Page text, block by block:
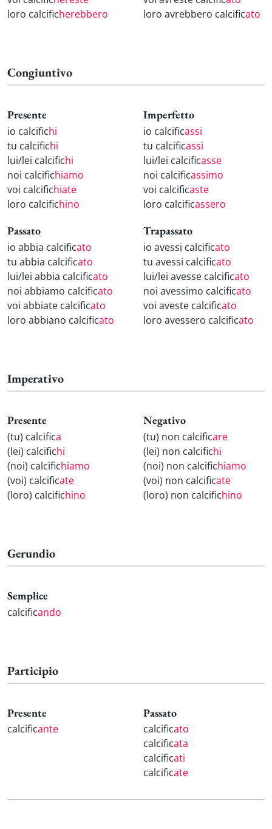
loro calcificherebbero
loro avrebbero calcificato
Congiuntivo
Presente
io calcifichi
tu calcifichi
lui/lei calcifichi
noi calcifichiamo
voi calcifichiate
loro calcifichino
Imperfetto
io calcificassi
tu calcificassi
lui/lei calcificasse
noi calcificassimo
voi calcificaste
loro calcificassero
Passato
io abbia calcificato
tu abbia calcificato
lui/lei abbia calcificato
noi abbiamo calcificato
voi abbiate calcificato
loro abbiano calcificato
Trapassato
io avessi calcificato
tu avessi calcificato
lui/lei avesse calcificato
noi avessimo calcificato
voi aveste calcificato
loro avessero calcificato
Imperativo
Presente
(tu) calcifica
(lei) calcifichi
(noi) calcifichiamo
(voi) calcificate
(loro) calcifichino
Negativo
(tu) non calcificare
(lei) non calcifichi
(noi) non calcifichiamo
(voi) non calcificate
(loro) non calcifichino
Gerundio
Semplice
calcificando
Participio
Presente
calcificante
Passato
calcificato
calcificata
calcificati
calcificate